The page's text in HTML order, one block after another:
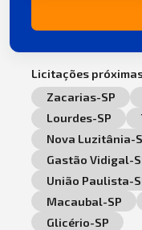
Licitações
Zacarias-SP
Lourdes-SP
Nova Luzitânia-
Gastão Vidigal-
União Paulista-
Macaubal-SP
Glicério-SP